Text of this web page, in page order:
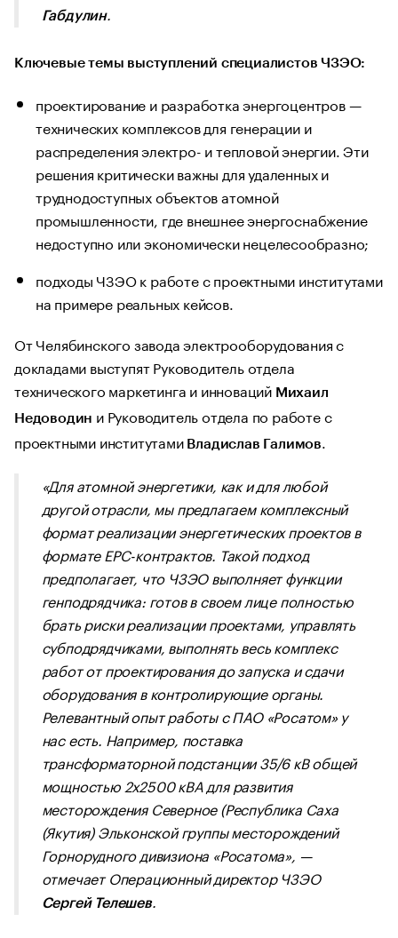
Габдулин.
Ключевые темы выступлений специалистов ЧЗЭО:
проектирование и разработка энергоцентров —
технических комплексов для генерации и
распределения электро- и тепловой энергии. Эти
решения критически важны для удаленных и
труднодоступных объектов атомной
промышленности, где внешнее энергоснабжение
недоступно или экономически нецелесообразно;
подходы ЧЗЭО к работе с проектными институтами
на примере реальных кейсов.
От Челябинского завода электрооборудования с
докладами выступят Руководитель отдела
технического маркетинга и инноваций Михаил
Недоводин и Руководитель отдела по работе с
проектными институтами Владислав Галимов.
«Для атомной энергетики, как и для любой
другой отрасли, мы предлагаем комплексный
формат реализации энергетических проектов в
формате EPC-контрактов. Такой подход
предполагает, что ЧЗЭО выполняет функции
генподрядчика: готов в своем лице полностью
брать риски реализации проектами, управлять
субподрядчиками, выполнять весь комплекс
работ от проектирования до запуска и сдачи
оборудования в контролирующие органы.
Релевантный опыт работы с ПАО «Росатом» у
нас есть. Например, поставка
трансформаторной подстанции 35/6 кВ общей
мощностью 2х2500 кВА для развития
месторождения Северное (Республика Саха
(Якутия) Эльконской группы месторождений
Горнорудного дивизиона «Росатома», —
отмечает Операционный директор ЧЗЭО
Сергей Телешев.